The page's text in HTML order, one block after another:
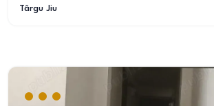
Târgu Jiu